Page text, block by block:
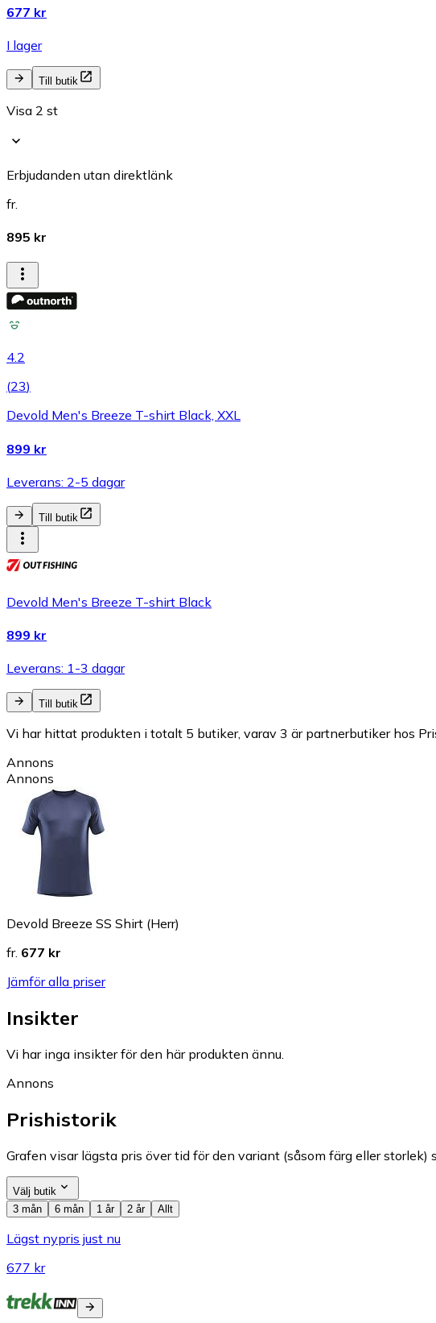
677 kr
I lager
Till butik
Visa 2 st
Erbjudanden utan direktlänk
fr.
895 kr
4.2
(23)
Devold Men's Breeze T-shirt Black, XXL
899 kr
Leverans: 2-5 dagar
Till butik
Devold Men's Breeze T-shirt Black
899 kr
Leverans: 1-3 dagar
Till butik
Vi har hittat produkten i totalt 5 butiker, varav 3 är partnerbutiker hos
Annons
Annons
Devold Breeze SS Shirt (Herr)
fr. 677 kr
Jämför alla priser
Insikter
Vi har inga insikter för den här produkten ännu.
Annons
Prishistorik
Grafen visar lägsta pris över tid för den variant (såsom färg eller
Välj butik
3 mån
6 mån 1 år 2 år Allt
Lägst nypris just nu
677 kr